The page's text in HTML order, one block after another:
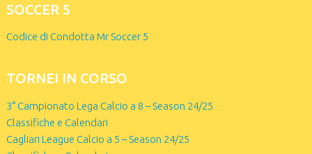
SOCCER 5
Codice di Condotta Mr Soccer 5
TORNEI IN CORSO
3° Campionato Lega Calcio a 8 – Season 24/25
Classifiche e Calendari
Cagliari League Calcio a 5 – Season 24/25